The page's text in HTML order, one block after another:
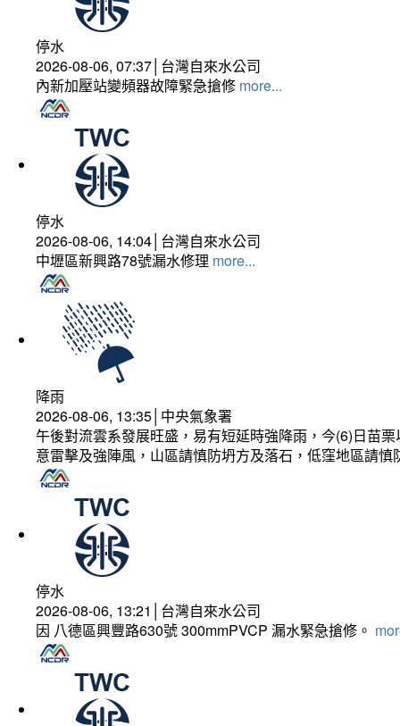
停水
2026-08-06, 07:37│台灣自來水公司
內新加壓站變頻器故障緊急搶修 more...
停水
2026-08-06, 14:04│台灣自來水公司
中壢區新興路78號漏水修理 more...
降雨
2026-08-06, 13:35│中央氣象署
午後對流雲系發展旺盛，易有短延時強降雨，今(6)日苗
意雷擊及強陣風，山區請慎防坍方及落石，低窪地區請
停水
2026-08-06, 13:21│台灣自來水公司
因 八德區興豐路630號 300mmPVCP 漏水緊急搶修。